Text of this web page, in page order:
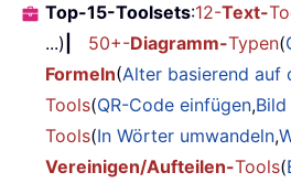
Top-15-Toolsets:12-Text-
...)
50+-Diagramm-Typen(
Formeln(Alter basierend auf
Tools(QR-Code einfügen,
Tools(In Wörter umwandeln,
Vereinigen/Aufteilen-Tools(